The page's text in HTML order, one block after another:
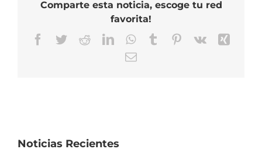
Comparte esta noticia, escoge tu red
favorita!
Facebook
TwitterRedditLinkedInWhatsApp
TumblrPinterest
Vk
Correo
Noticias Recientes